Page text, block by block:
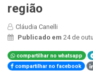
região
Cláudia Canelli
Publicado em 24 de
compartilhar no whatsapp
compartilhar no facebook